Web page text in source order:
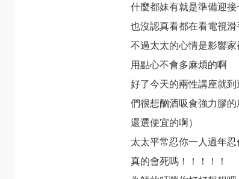
什麼都妹有就是準備迎
也沒認真看都在看電視滑
不過太太的心情是影響
用點心不會多麻煩的啊
好了今天的兩性講座就
們很想酗酒吸食強力膠
還選便宜的啊）
太太平常忍你一人過年
真的會死嗎！！！！！